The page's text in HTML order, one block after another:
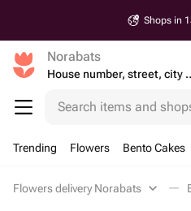
Shops in
Norabats
House
Search items and
Trending Flowers Bento Cakes
Flowers delivery Norabats